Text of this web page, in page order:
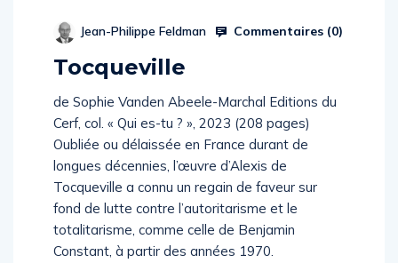
Jean-Philippe Feldman Commentaires (0)
Tocqueville
de Sophie Vanden Abeele-Marchal Editions du
Cerf, col. « Qui es-tu ? », 2023 (208 pages)
Oubliée ou délaissée en France durant de
longues décennies, l’œuvre d’Alexis de
Tocqueville a connu un regain de faveur sur
fond de lutte contre l’autoritarisme et le
totalitarisme, comme celle de Benjamin
Constant, à partir des années 1970.